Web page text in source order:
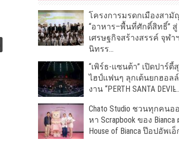
โครงการมรดกเมืองสามั
“อาหาร–พื้นที่ศักดิ์สิทธิ์” สู่
เศรษฐกิจสร้างสรรค์ จุฬา
นิทรร...
“เพิร์ธ-แซนต้า” เปิดปาร์
ไฮป์แฟนๆ ลุกเต้นยกฮอล
งาน “PERTH SANTA
Chato Studio ชวนทุกคนอ
หา Scrapbook ของ Bianca
House of Bianca ป๊อปอัพเอ็